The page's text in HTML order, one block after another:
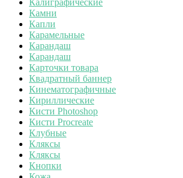
Камни
Капли
Карамельные
Карандаш
Карандаш
Карточки товара
Квадратный баннер
Кинематографичные
Кириллические
Кисти Photoshop
Кисти Procreate
Клубные
Кляксы
Кляксы
Кнопки